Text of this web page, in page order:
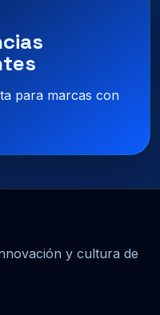
para marcas con
y cultura de